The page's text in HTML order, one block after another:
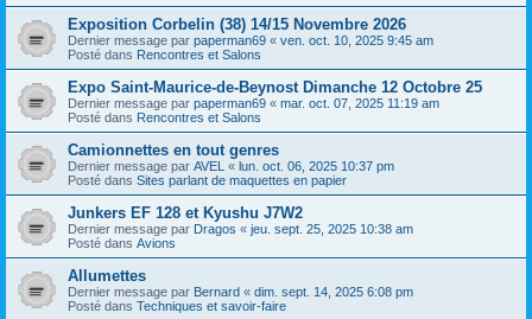
Exposition Corbelin (38) 14/15 Novembre 2026
Dernier message par paperman69 « ven. oct. 10, 2025 9:45 am
Posté dans Rencontres et Salons
Expo Saint-Maurice-de-Beynost Dimanche 12 Octobre 25
Dernier message par paperman69 « mar. oct. 07, 2025 11:19 am
Posté dans Rencontres et Salons
Camionnettes en tout genres
Dernier message par AVEL « lun. oct. 06, 2025 10:37 pm
Posté dans Sites parlant de maquettes en papier
Junkers EF 128 et Kyushu J7W2
Dernier message par Dragos « jeu. sept. 25, 2025 10:38 am
Posté dans Avions
Allumettes
Dernier message par Bernard « dim. sept. 14, 2025 6:08 pm
Posté dans Techniques et savoir-faire